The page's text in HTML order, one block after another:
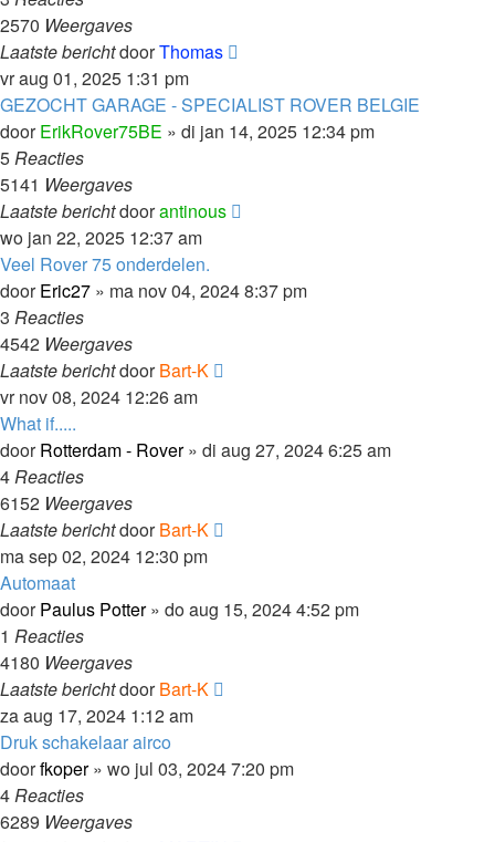
2570 Weergaves
Laatste berichtdoorThomas
vr aug 01, 2025 1:31 pm
GEZOCHT GARAGE - SPECIALIST ROVER BELGIE
doorErikRover75BE » di jan 14, 2025 12:34 pm
5Reacties
5141 Weergaves
Laatste berichtdoorantinous
wo jan 22, 2025 12:37 am
Veel Rover 75 onderdelen.
doorEric27 » ma nov 04, 2024 8:37 pm
3 Reacties
4542 Weergaves
Laatste berichtdoorBart-K
vr nov 08, 2024 12:26 am
What if.....
doorRotterdam - Rover» di aug 27, 2024 6:25 am
4Reacties
6152 Weergaves
Laatste berichtdoorBart-K
ma sep 02, 2024 12:30 pm
Automaat
doorPaulus Potter» do aug 15, 2024 4:52 pm
1 Reacties
4180 Weergaves
Laatste berichtdoorBart-K
za aug 17, 2024 1:12 am
Druk schakelaar airco
doorfkoper» wo jul 03, 2024 7:20 pm
4Reacties
6289 Weergaves